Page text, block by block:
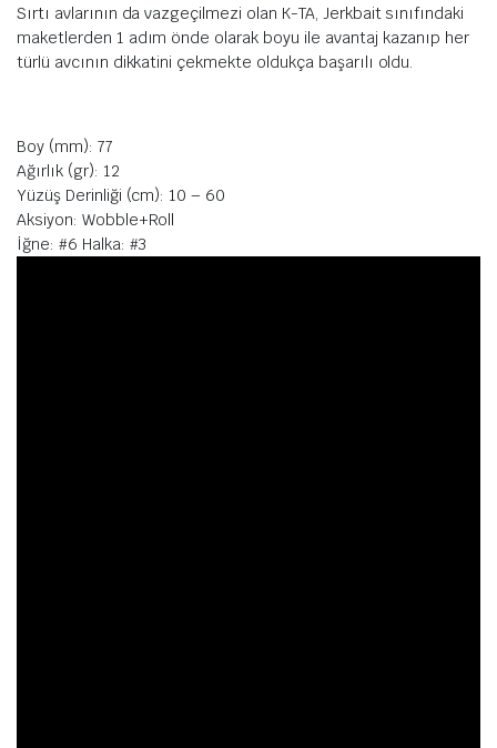
Sırtı avlarının da vazgeçilmezi olan K-TA, Jerkbait sınıfındaki
maketlerden 1 adım önde olarak boyu ile avantaj kazanıp her
türlü avcının dikkatini çekmekte oldukça başarılı oldu.
Boy (mm): 77
Ağırlık (gr): 12
Yüzüş Derinliği (cm): 10 – 60
Aksiyon: Wobble+Roll
İğne: #6 Halka: #3